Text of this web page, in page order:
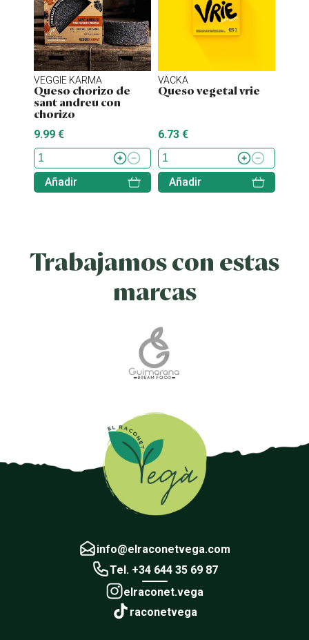
VEGGIE KARMA
Queso chorizo de
sant andreu con
chorizo
9.99 €
Añadir
VÄCKA
Queso vegetal vrie
6.73 €
Añadir
Trabajamos con estas
marcas
info@elraconetvega.com
Tel. +34 644 35 69 87
elraconet.vega
raconetvega